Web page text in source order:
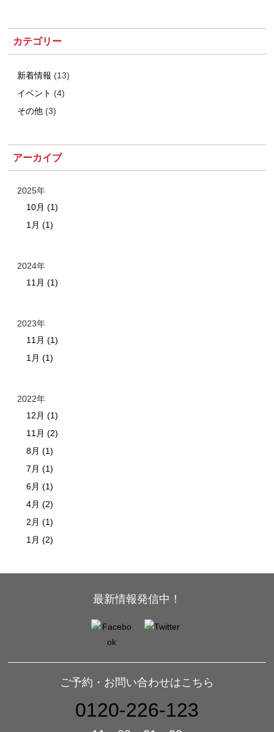
カテゴリー
新着情報 (13)
イベント (4)
その他 (3)
アーカイブ
2025年
10月 (1)
1月 (1)
2024年
11月 (1)
2023年
11月 (1)
1月 (1)
2022年
12月 (1)
11月 (2)
8月 (1)
7月 (1)
6月 (1)
4月 (2)
2月 (1)
1月 (2)
最新情報発信中！
ご予約・お問い合わせはこちら
0120-226-123